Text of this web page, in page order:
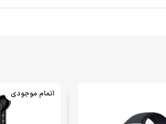
اتمام موجودی